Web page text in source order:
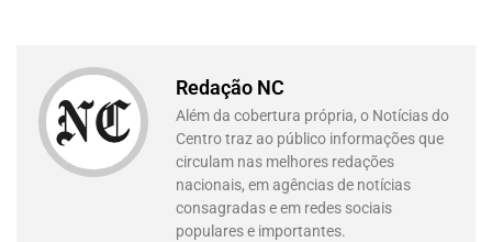
Redação NC
Além da cobertura própria, o Notícias do
Centro traz ao público informações que
circulam nas melhores redações
nacionais, em agências de notícias
consagradas e em redes sociais
populares e importantes.